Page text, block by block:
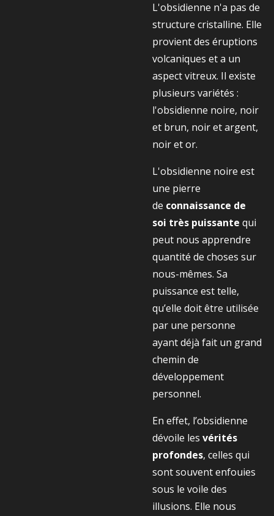
L'obsidienne n'a pas de
structure cristalline. Elle
provient des éruptions
volcaniques et a un
aspect vitreux. Il existe
plusieurs variétés :
l'obsidienne noire, noir
et brun, noir et argent,
noir et or.
L'obsidienne noire est
une pierre
de connaissance de
soi très puissante qui
peut nous apprendre
quantité de choses sur
nous-mêmes. Sa
puissance est telle,
qu’elle doit être utilisée
par une personne
ayant déjà fait un grand
chemin de
développement
personnel.
En effet, l’obsidienne
dévoile les vérités
profondes, celles qui
sont souvent enfouies
sous le voile des
illusions. Elle nous